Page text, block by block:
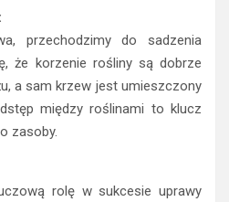
przechodzimy do sadzenia
że korzenie rośliny są dobrze
a sam krzew jest umieszczony
między roślinami to klucz
zasoby.
rolę w sukcesie uprawy